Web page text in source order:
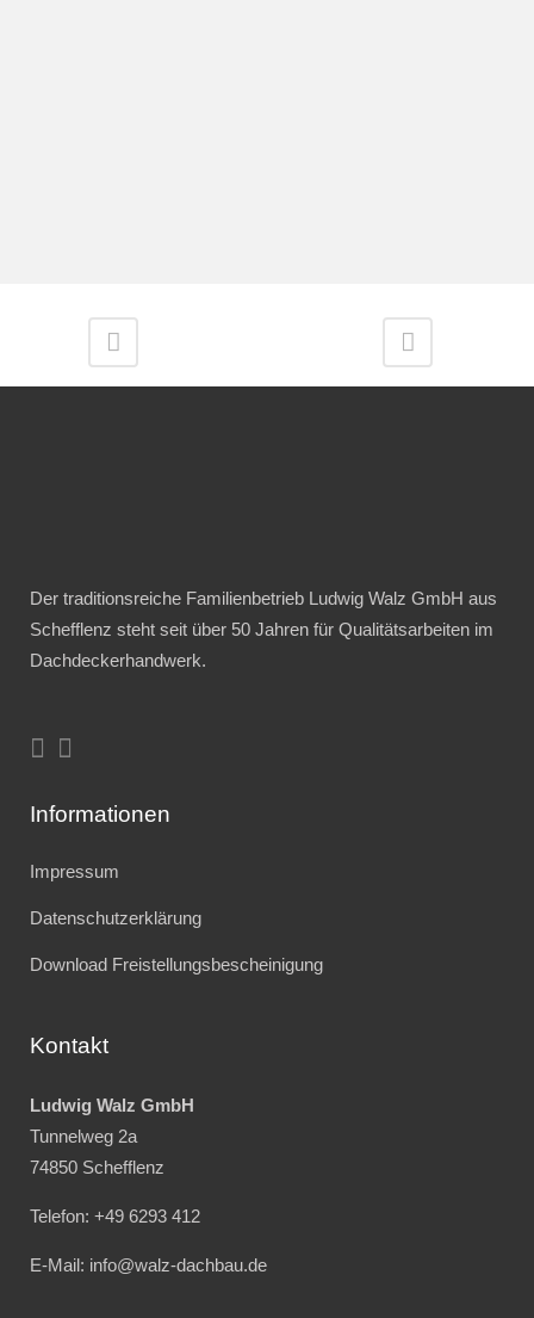
Der traditionsreiche Familienbetrieb Ludwig Walz GmbH aus
Schefflenz steht seit über 50 Jahren für Qualitätsarbeiten im
Dachdeckerhandwerk.
Informationen
Impressum
Datenschutzerklärung
Download Freistellungsbescheinigung
Kontakt
Ludwig Walz GmbH
Tunnelweg 2a
74850 Schefflenz
Telefon: +49 6293 412
E-Mail: info@walz-dachbau.de